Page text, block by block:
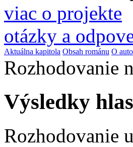
viac o projekte
otázky a
Aktuálna kapitola Obsah románu O
Rozhodovanie
Výsledky
Rozhodovanie